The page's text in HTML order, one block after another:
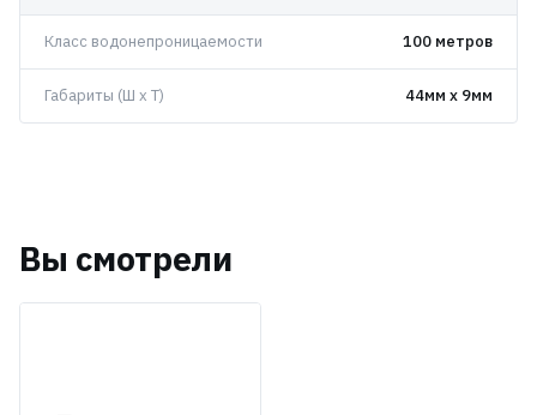
Класс водонепроницаемости 100 метров
Габариты (Ш x Т) 44мм x 9мм
Вы смотрели